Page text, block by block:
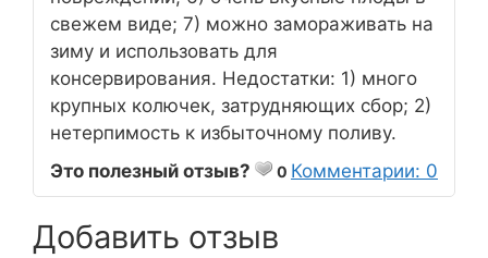
свежем виде; 7) можно замораживать на
зиму и использовать для
консервирования. Недостатки: 1) много
крупных колючек, затрудняющих сбор; 2)
нетерпимость к избыточному поливу.
Это полезный отзыв?
0 Комментарии: 0
Добавить отзыв